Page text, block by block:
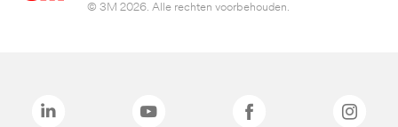
© 3M 2026. Alle rechten voorbehouden.